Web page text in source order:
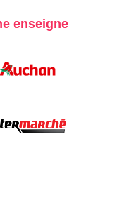
enseigne